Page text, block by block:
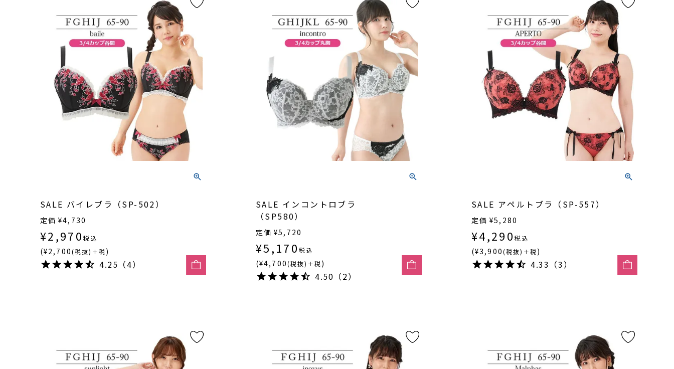
SALE バイレブラ（SP-502）
定価 ¥4,730
¥2,970 税込
(¥2,700(税抜)＋税)
4.25（4）
SALE インコントロブラ
（SP580）
定価 ¥5,720
¥5,170 税込
(¥4,700(税抜)＋税)
4.50（2）
SALE アペルトブラ（SP-557）
定価 ¥5,280
¥4,290 税込
(¥3,900(税抜)＋税)
4.33（3）